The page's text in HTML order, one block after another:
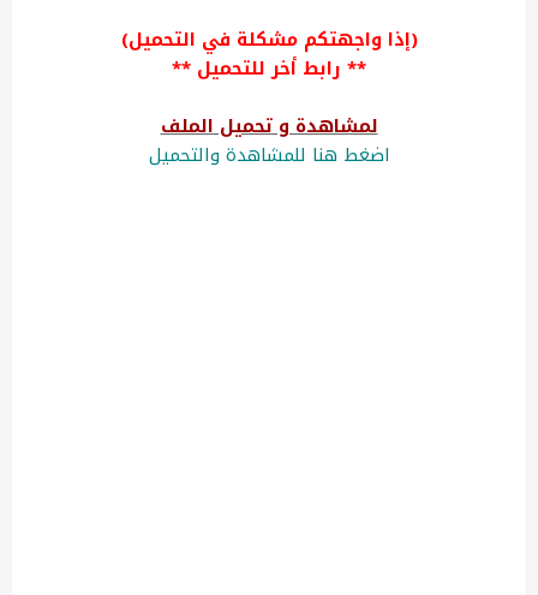
(إذا واجهتكم مشكلة في التحميل)
** رابط أخر للتحميل **
لمشاهدة و تحميل الملف
اضغط هنا للمشاهدة والتحميل